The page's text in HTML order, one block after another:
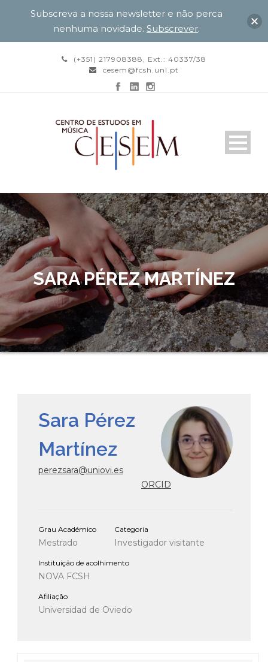
(+351) 217908388, Ext.: 40337/38
cesem@fcsh.unl.pt
SARA PÉREZ MARTÍNEZ
Sara Pérez
Martínez
perezsara@uniovi.es
ORCID
Grau Académico
Mestrado
Categoria
Investigador visitante
Instituição de acolhimento
NOVA FCSH
Afiliação
Universidad de Oviedo
Subscreva a nossa newsletter e não perca
nenhuma novidade. Subscrever.